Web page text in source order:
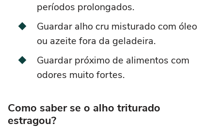
períodos prolongados.
Guardar alho cru misturado com óleo
ou azeite fora da geladeira.
Guardar próximo de alimentos com
odores muito fortes.
Como saber se o alho triturado
estragou?